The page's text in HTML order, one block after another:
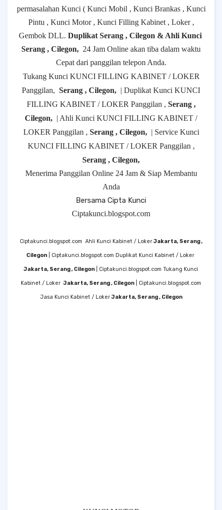
permasalahan Kunci ( Kunci Mobil , Kunci Brankas , Kunci
Pintu , Kunci Motor , Kunci Filling Kabinet , Loker ,
Gembok DLL. Duplikat Serang , Cilegon & Ahli Kunci
Serang , Cilegon, 24 Jam Online akan tiba dalam waktu
Cepat dari panggilan telepon Anda.
Tukang Kunci KUNCI FILLING KABINET / LOKER
Panggilan, Serang , Cilegon, | Duplikat Kunci KUNCI
FILLING KABINET / LOKER Panggilan , Serang ,
Cilegon, | Ahli Kunci KUNCI FILLING KABINET /
LOKER Panggilan , Serang , Cilegon, | Service Kunci
KUNCI FILLING KABINET / LOKER Panggilan ,
Serang , Cilegon,
Menerima Panggilan Online 24 Jam & Siap Membantu
Anda
Bersama Cipta Kunci
Ciptakunci.blogspot.com
Ciptakunci.blogspot.com Ahli Kunci Kabinet / LokerJakarta, Serang ,
Cilegon | Ciptakunci.blogspot.com Duplikat Kunci Kabinet / Loker
Jakarta, Serang , Cilegon | Ciptakunci.blogspot.com Tukang Kunci
Kabinet / LokerJakarta, Serang , Cilegon | Ciptakunci.blogspot.com
Jasa Kunci Kabinet / LokerJakarta, Serang , Cilegon